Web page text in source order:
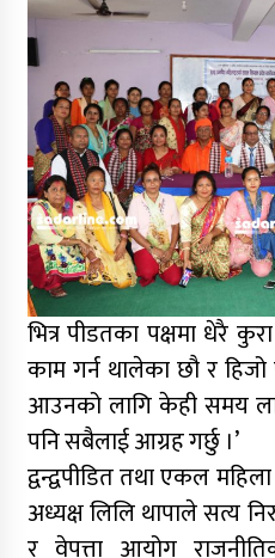
भित्र पीडतका पक्षमा धेरै
काम गर्न थालेका छौ र
आउनको लागि केही समय
पनि सबैलाई आग्रह गर्छु ।’
द्वन्द्वपीडित तथा एकल
अध्यक्ष लिलि थापाले सत्य
र वेपत्ता आयोग